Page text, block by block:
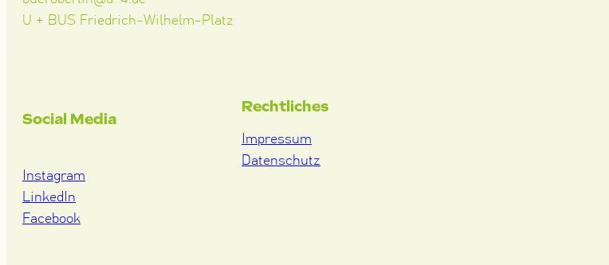
U + BUS Friedrich-Wilhelm-Platz
Social Media
Instagram
LinkedIn
Facebook
Rechtliches
Impressum
Datenschutz